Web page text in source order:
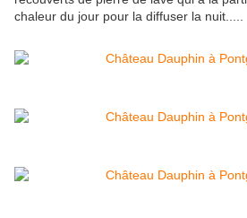
chaleur du jour pour la diffuser la nuit.....